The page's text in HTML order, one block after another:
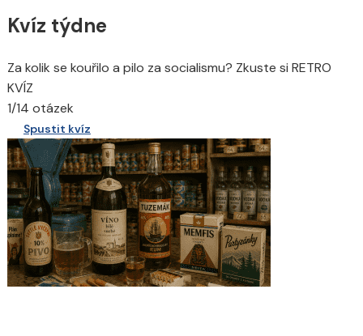
Kvíz týdne
Za kolik se kouřilo a pilo za socialismu? Zkuste si RETRO
KVÍZ
1/14 otázek
Spustit kvíz